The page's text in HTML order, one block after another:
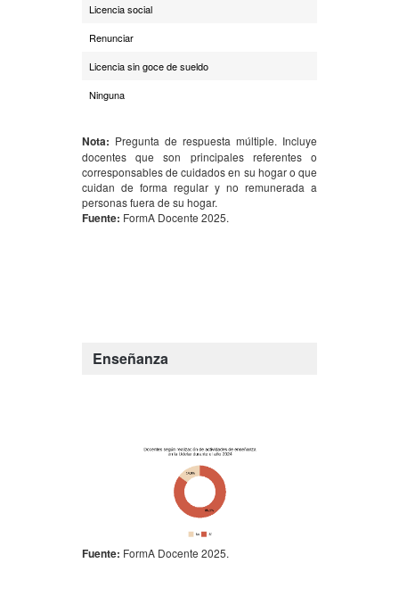
Licencia social
Renunciar
Licencia sin goce de sueldo
Ninguna
Nota: Pregunta de respuesta múltiple. Incluye
docentes que son principales referentes o
corresponsables de cuidados en su hogar o que
cuidan de forma regular y no remunerada a
personas fuera de su hogar.
Fuente: FormA Docente 2025.
Enseñanza
Fuente: FormA Docente 2025.